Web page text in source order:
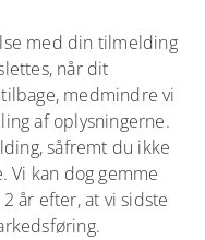
med din tilmelding
når dit
medmindre vi
af oplysningerne.
såfremt du ikke
Vi kan dog gemme
år efter, at vi sidste